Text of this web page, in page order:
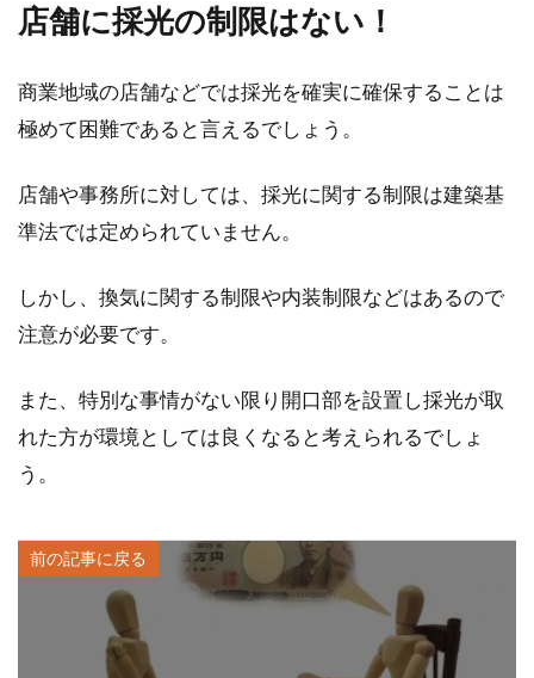
店舗に採光の制限はない！
商業地域の店舗などでは採光を確実に確保することは
極めて困難であると言えるでしょう。
店舗や事務所に対しては、採光に関する制限は建築基
準法では定められていません。
しかし、換気に関する制限や内装制限などはあるので
注意が必要です。
また、特別な事情がない限り開口部を設置し採光が取
れた方が環境としては良くなると考えられるでしょ
う。
前の記事に戻る